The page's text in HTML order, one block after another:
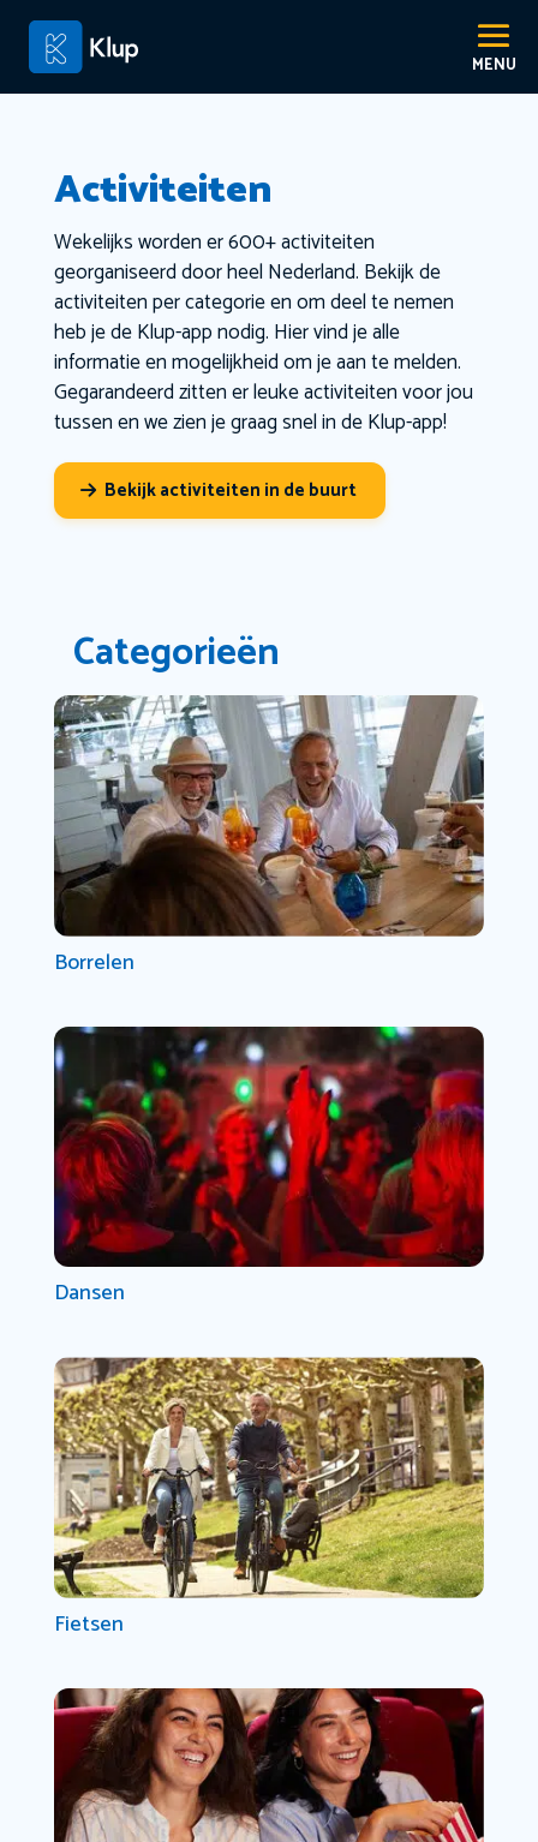
Activiteiten
Wekelijks worden er 600+ activiteiten
georganiseerd door heel Nederland. Bekijk de
activiteiten per categorie en om deel te nemen
heb je de Klup-app nodig. Hier vind je alle
informatie en mogelijkheid om je aan te melden.
Gegarandeerd zitten er leuke activiteiten voor jou
tussen en we zien je graag snel in de Klup-app!
Bekijk activiteiten in de buurt
Categorieën
Borrelen
Dansen
Fietsen